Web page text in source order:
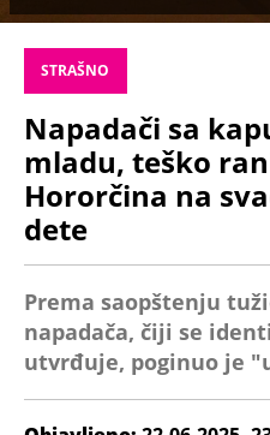
STRAŠNO
Napadači sa
mladu, teško
Hororčina na
dete
Prema saopštenju
napadača, čiji se
utvrđuje, poginuo je